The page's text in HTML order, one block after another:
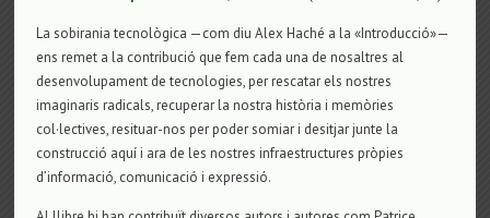
La sobirania tecnològica —com diu Alex Haché a la «Introducció»—
ens remet a la contribució que fem cada una de nosaltres al
desenvolupament de tecnologies, per rescatar els nostres
imaginaris radicals, recuperar la nostra història i memòries
col·lectives, resituar-nos per poder somiar i desitjar junte la
construcció aquí i ara de les nostres infraestructures pròpies
d’informació, comunicació i expressió.